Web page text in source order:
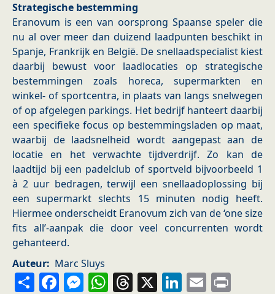
Strategische bestemming
Eranovum is een van oorsprong Spaanse speler die
nu al over meer dan duizend laadpunten beschikt in
Spanje, Frankrijk en België. De snellaadspecialist kiest
daarbij bewust voor laadlocaties op strategische
bestemmingen zoals horeca, supermarkten en
winkel- of sportcentra, in plaats van langs snelwegen
of op afgelegen parkings. Het bedrijf hanteert daarbij
een specifieke focus op bestemmingsladen op maat,
waarbij de laadsnelheid wordt aangepast aan de
locatie en het verwachte tijdverdrijf. Zo kan de
laadtijd bij een padelclub of sportveld bijvoorbeeld 1
à 2 uur bedragen, terwijl een snellaadoplossing bij
een supermarkt slechts 15 minuten nodig heeft.
Hiermee onderscheidt Eranovum zich van de ‘one size
fits all’-aanpak die door veel concurrenten wordt
gehanteerd.
Auteur
Marc Sluys
ShareFacebook
Messenger
WhatsApp
Threads
X LinkedIn
Email